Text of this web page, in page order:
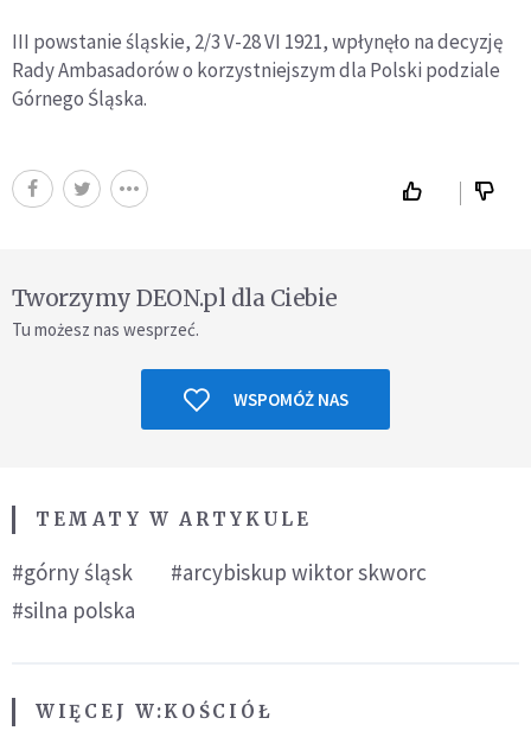
III powstanie śląskie, 2/3 V-28 VI 1921, wpłynęło na decyzję
Rady Ambasadorów o korzystniejszym dla Polski podziale
Górnego Śląska.
Tworzymy DEON.pl dla Ciebie
Tu możesz nas wesprzeć.
WSPOMÓŻ NAS
TEMATY W ARTYKULE
#górny śląsk
#arcybiskup wiktor skworc
#silna polska
WIĘCEJ W:KOŚCIÓŁ